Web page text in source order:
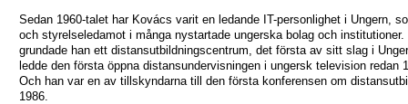
Sedan 1960-talet har Kovács varit en ledande IT-personlighet i Ungern,
och styrelseledamot i många nystartade ungerska bolag och institutioner.
grundade han ett distansutbildningscentrum, det första av sitt slag i
ledde den första öppna distansundervisningen i ungersk television redan
Och han var en av tillskyndarna till den första konferensen om
1986.